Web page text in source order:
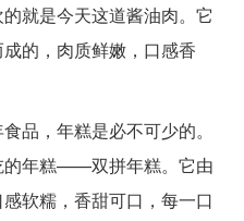
就是今天这道酱油肉。它
的，肉质鲜嫩，口感香
品，年糕是必不可少的。
的年糕——双拼年糕。它由
软糯，香甜可口，每一口